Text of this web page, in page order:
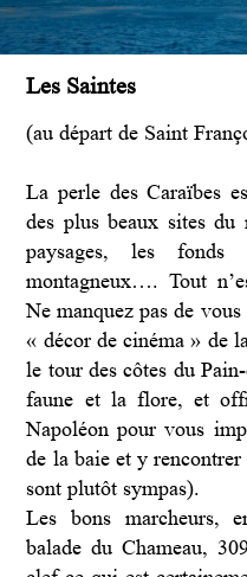
Les Saintes
(au départ de Saint
La perle des Caraïbes
des plus beaux sites
paysages, les
montagneux…. Tout
Ne manquez pas de
« décor de cinéma » de
le tour des côtes du
faune et la flore, et
Napoléon pour vous
de la baie et y
sont plutôt sympas).
Les bons marcheurs,
balade du Chameau,